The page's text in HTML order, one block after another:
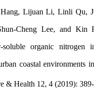
Lijuan Li, Linli Qu,
Cheng Lee, and Kin
soluble organic nitrogen
coastal environments
& Health 12, 4 (2019):